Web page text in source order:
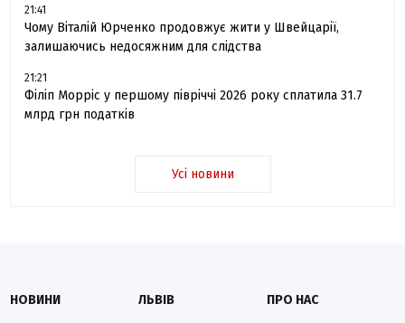
21:41
Чому Віталій Юрченко продовжує жити у Швейцарії,
залишаючись недосяжним для слідства
21:21
Філіп Морріс у першому півріччі 2026 року сплатила 31.7
млрд грн податків
Усі новини
НОВИНИ
ЛЬВІВ
ПРО НАС